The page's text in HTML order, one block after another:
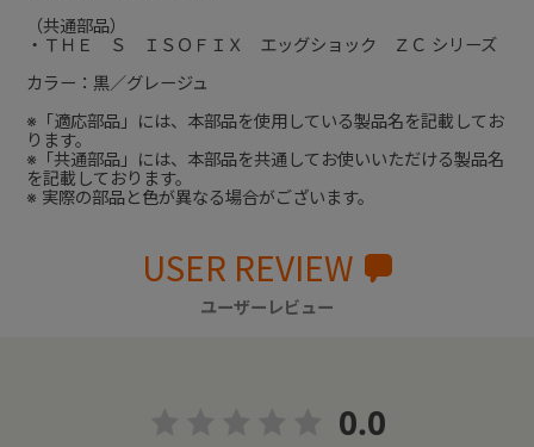
（共通部品）
・ＴＨＥ Ｓ ＩＳＯＦＩＸ エッグショック ＺＣ シリーズ
カラー：黒／グレージュ
※「適応部品」には、本部品を使用している製品名を記載してお
ります。
※「共通部品」には、本部品を共通してお使いいただける製品名
を記載しております。
※ 実際の部品と色が異なる場合がございます。
USER REVIEW
ユーザーレビュー
0.0